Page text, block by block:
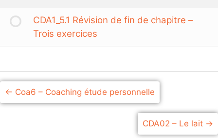
CDA1_5.1 Révision de fin de chapitre –
Trois exercices
Coa6 – Coaching étude personnelle
CDA02 – Le lait